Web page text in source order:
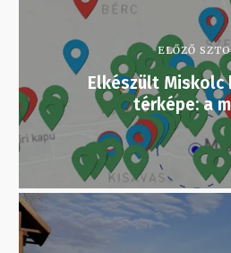
ELŐZŐ
Elkészült Miskolc
térképe: a